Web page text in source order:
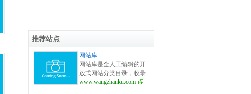
推荐站点
网站库
网站库是全人工编辑的开
放式网站分类目录，收录
国内外、各行业优秀网
www.wangzhanku.com